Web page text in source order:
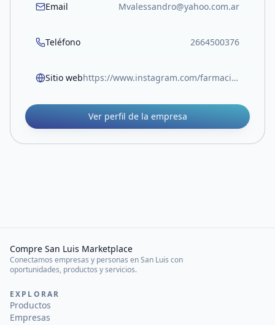
Email Mvalessandro@yahoo.com.ar
Teléfono 2664500376
Sitio web https://www.instagram.com/farmacia.rivadavia?igsh=cWs3OGI1OG5oamw5
Ver perfil de la empresa
Compre San Luis Marketplace
Conectamos empresas y personas en San Luis con
oportunidades, productos y servicios.
EXPLORAR
Productos
Empresas